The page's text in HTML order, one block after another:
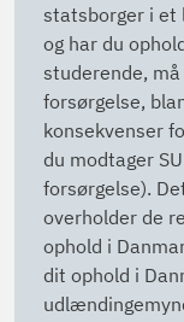
statsborger i et
og har du
studerende,
forsørgelse,
konsekvenser
du modtager
forsørgelse).
overholder de
ophold i
dit ophold i